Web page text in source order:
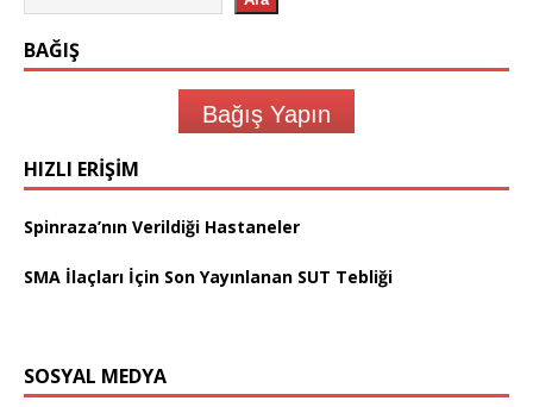
BAĞIŞ
Bağış Yapın
HIZLI ERIŞIM
Spinraza’nın Verildiği Hastaneler
SMA İlaçları İçin Son Yayınlanan SUT Tebliği
SOSYAL MEDYA